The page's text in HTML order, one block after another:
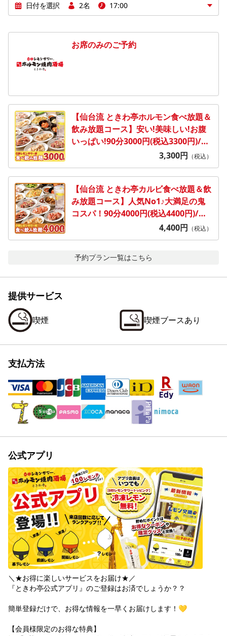
日付を選択 2名 17:00
お席のみのご予約
【仙台流 ときわ亭ホルモン食べ放題＆
飲み放題コース】安い!美味しい!お腹
いっぱい!90分3000円(税込3300円)/日
3,300円 （税込）
【仙台流 ときわ亭カルビ食べ放題＆飲
み放題コース】人気No1♪大満足の鬼
コスパ！90分4000円(税込4400円)/日
4,400円 （税込）
予約プラン一覧はこちら
提供サービス
喫煙 喫煙ブースあり
支払方法
公式アプリ
＼★お得に楽しいサービスをお届け★／
『ときわ亭公式アプリ』のご登録はお済でしょうか？？
簡単登録だけで、お得な情報を一早くお届けします！💛
【会員様限定のお得な特典】